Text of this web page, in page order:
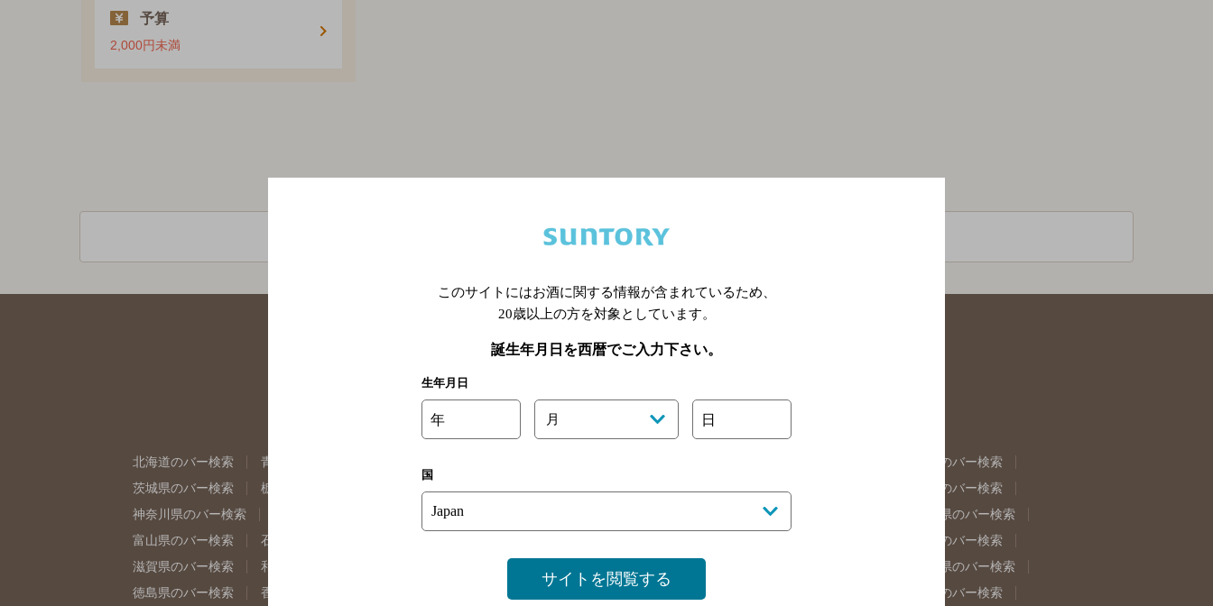
予算
2,000円未満
関連ページ
北海道のバー検索 青森県のバー検索
福島県のバー検索
茨城県のバー検索
栃木県のバー検索
東京都のバー検索
神奈川県のバー検索
埼玉県のバー検索
岐阜県のバー検索
富山県のバー検索
石川県のバー検索
奈良県のバー検索
滋賀県のバー検索
和歌山県のバー検索 山口県のバー検索
島根県のバー検索
徳島県のバー検索
香川県のバー検索
佐賀県のバー検索
このサイトにはお酒に関する情報が含まれているため、
20歳以上の方を対象としています。
誕生年月日を西暦でご入力下さい。
生年月日
年 月 日
国
サイトを閲覧する